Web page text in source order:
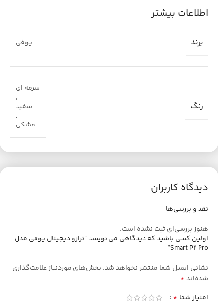
Fitbit همگام‌سازی کنید تا پیشرفت خود را در یک پلتفرم حفظ کنید.
میتوانید کاربران نامحدودی را به برنامه Eufy Life اضافه کنید و روند
تناسب اندام شخصی همه را دنبال کنید. با حالت کودک یا حالت حیوان
امکان را به شما می دهد تا آن را بدون نگرانی در حمام نگهداری کنید.
اطلاعات بیشتر
برند یوفی
رنگ
سرمه ای
,
سفید
,
مشکی
دیدگاه کاربران
نقد و بررسی‌ها
هنوز بررسی‌ای ثبت نشده است.
اولین کسی باشید که دیدگاهی می نویسد “ترازو دیجیتال یوفی مدل
Smart P2 Pro”
نشانی ایمیل شما منتشر نخواهد شد. بخش‌های موردنیاز علامت‌گذاری
شده‌اند*
امتیاز شما *